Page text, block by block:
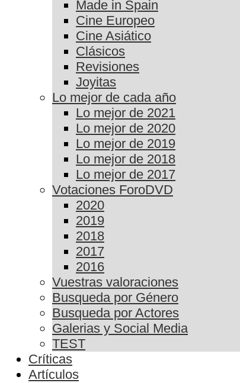
Made in Spain
Cine Europeo
Cine Asiático
Clásicos
Revisiones
Joyitas
Lo mejor de cada año
Lo mejor de 2021
Lo mejor de 2020
Lo mejor de 2019
Lo mejor de 2018
Lo mejor de 2017
Votaciones ForoDVD
2020
2019
2018
2017
2016
Vuestras valoraciones
Busqueda por Género
Busqueda por Actores
Galerias y Social Media
TEST
Críticas
Artículos